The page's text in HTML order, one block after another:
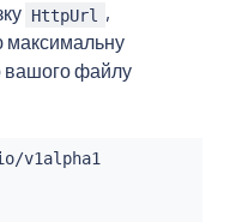
HttpUrl
,
максимальну
вашого файлу
install.istio.io/v1alpha1